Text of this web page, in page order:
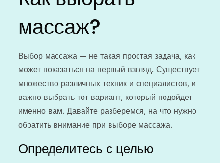
массаж?
Выбор массажа — не такая простая задача, как
может показаться на первый взгляд. Существует
множество различных техник и специалистов, и
важно выбрать тот вариант, который подойдет
именно вам. Давайте разберемся, на что нужно
обратить внимание при выборе массажа.
Определитесь с целью